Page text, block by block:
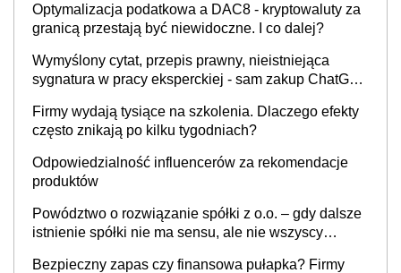
Optymalizacja podatkowa a DAC8 - kryptowaluty za
granicą przestają być niewidoczne. I co dalej?
Wymyślony cytat, przepis prawny, nieistniejąca
sygnatura w pracy eksperckiej - sam zakup ChatGPT
Firmy wydają tysiące na szkolenia. Dlaczego efekty
często znikają po kilku tygodniach?
Odpowiedzialność influencerów za rekomendacje
produktów
Powództwo o rozwiązanie spółki z o.o. – gdy dalsze
istnienie spółki nie ma sensu, ale nie wszyscy
Bezpieczny zapas czy finansowa pułapka? Firmy